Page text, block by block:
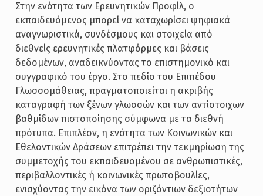
Στην ενότητα των Ερευνητικών Προφίλ, ο
εκπαιδευόμενος μπορεί να καταχωρίσει ψηφιακά
αναγνωριστικά, συνδέσμους και στοιχεία από
διεθνείς ερευνητικές πλατφόρμες και βάσεις
δεδομένων, αναδεικνύοντας το επιστημονικό και
συγγραφικό του έργο. Στο πεδίο του Επιπέδου
Γλωσσομάθειας, πραγματοποιείται η ακριβής
καταγραφή των ξένων γλωσσών και των αντίστοιχων
βαθμίδων πιστοποίησης σύμφωνα με τα διεθνή
πρότυπα. Επιπλέον, η ενότητα των Κοινωνικών και
Εθελοντικών Δράσεων επιτρέπει την τεκμηρίωση της
συμμετοχής του εκπαιδευομένου σε ανθρωπιστικές,
περιβαλλοντικές ή κοινωνικές πρωτοβουλίες,
ενισχύοντας την εικόνα των οριζόντιων δεξιοτήτων